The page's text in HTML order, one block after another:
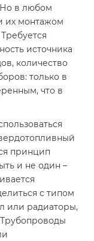
в любом
их монтажом
источника
количество
только в
что в
принцип
и не один –
с типом
или радиаторы,